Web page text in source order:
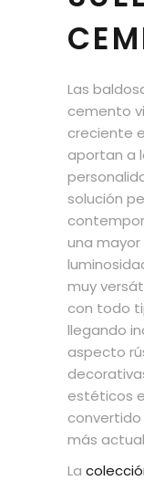
Las
cemento
creciente
aportan a
solución
una
muy
con todo
llegando
aspecto
estéticos
más
La